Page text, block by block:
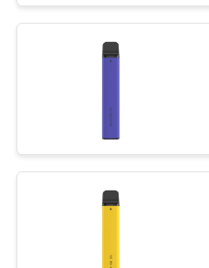
ΠΟΙΟΤΙΚΌΣ
ΈΛΕΓΧΟΣ
ΖΗΤΉΣΤΕ
ΑΠΌΣΠΑΣΜΑ
Μίας
συσκευή
Vape